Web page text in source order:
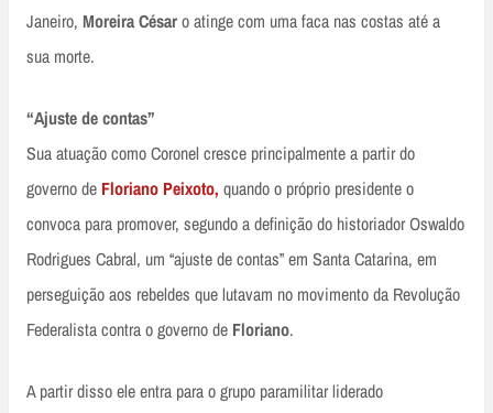
Janeiro, Moreira Césaro atinge com uma faca nas costas até a
sua morte.
“Ajuste de contas”
Sua atuação como Coronel cresce principalmente a partir do
governo de Floriano Peixoto, quando o próprio presidente o
convoca para promover, segundo a definição do historiador Oswaldo
Rodrigues Cabral, um “ajuste de contas” em Santa Catarina, em
perseguição aos rebeldes que lutavam no movimento da Revolução
Federalista contra o governo de Floriano.
A partir disso ele entra para o grupo paramilitar liderado